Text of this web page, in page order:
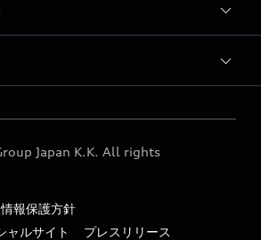
小山 店舗情報
要
表
庫予約
Japan K.K. All rights
報保護方針
ャルサイト
プレスリリース